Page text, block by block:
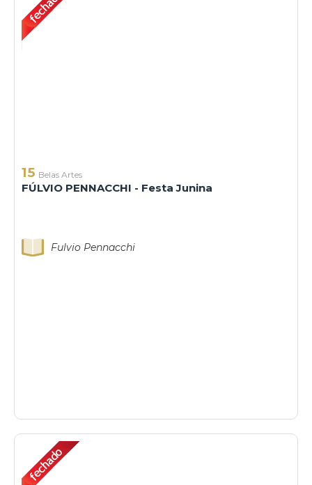
15 Belas Artes
FÚLVIO PENNACCHI - Festa Junina
Fulvio Pennacchi